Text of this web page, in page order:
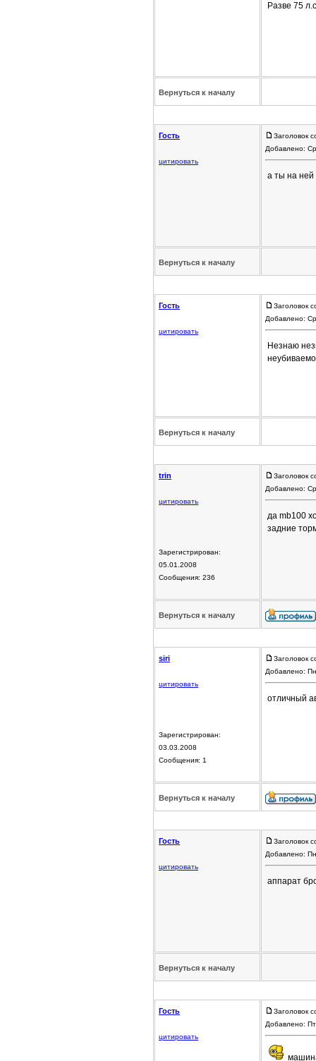
Разве 75
Вернуться к началу
Гость
цитировать
Заголовок
Добавлено:
а ты на
Вернуться к началу
Гость
цитировать
Заголовок
Добавлено:
Незнаю
Вернуться к началу
trin
цитировать
Зарегистрирован:
05.01.2008
Сообщения: 236
Заголовок
Добавлено:
да mb100
задние
Вернуться к началу
siri
цитировать
Зарегистрирован:
03.03.2008
Сообщения: 1
Заголовок
Добавлено:
отличный
Вернуться к началу
Гость
цитировать
Заголовок
Добавлено:
аппарат
Вернуться к началу
Гость
цитировать
Заголовок
Добавлено: